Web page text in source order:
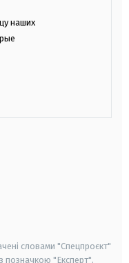
наших
словами "Спецпроєкт"
позначкою "Експерт",